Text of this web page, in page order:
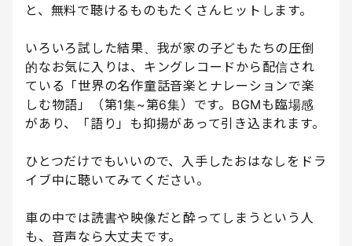
と、無料で聴けるものもたくさんヒットします。
いろいろ試した結果、我が家の子どもたちの圧倒
的なお気に入りは、キングレコードから配信され
ている「世界の名作童話音楽とナレーションで楽
しむ物語」（第1集~第6集）です。BGMも臨場感
があり、「語り」も抑揚があって引き込まれます。
ひとつだけでもいいので、入手したおはなしをドラ
イブ中に聴いてみてください。
車の中では読書や映像だと酔ってしまうという人
も、音声なら大丈夫です。